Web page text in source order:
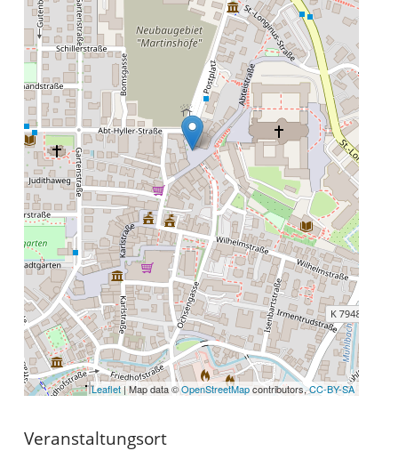
Leaflet| Map data ©OpenStreetMapcontributors,CC-BY-SA
Veranstaltungsort